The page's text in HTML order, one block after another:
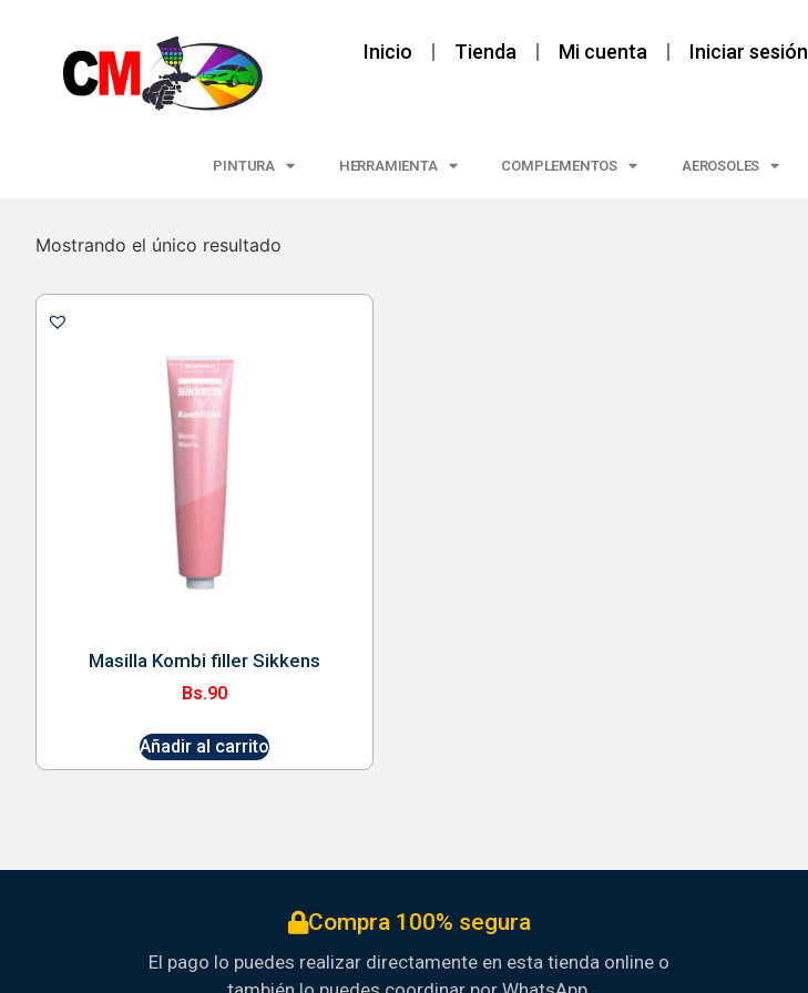
Inicio Tienda Mi cuenta Iniciar sesión
PINTURA HERRAMIENTA COMPLEMENTOS AEROSOLES
Mostrando el único resultado
Masilla Kombi filler Sikkens
Bs.90
Añadir al carrito
Compra 100% segura
El pago lo puedes realizar directamente en esta tienda online o